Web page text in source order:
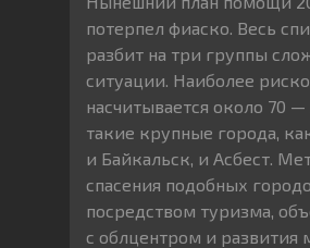
потерпел фиаско. Весь
разбит на три группы
ситуации. Наиболее
насчитывается около 70 —
такие крупные города,
и Байкальск, и Асбест.
спасения подобных
посредством туризма,
с облцентром и развития